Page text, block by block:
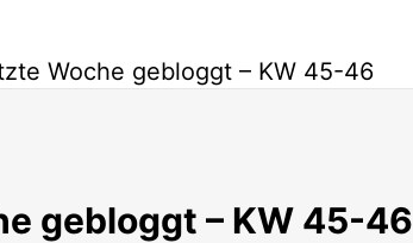
Woche gebloggt – KW 45-46
gebloggt – KW 45-46